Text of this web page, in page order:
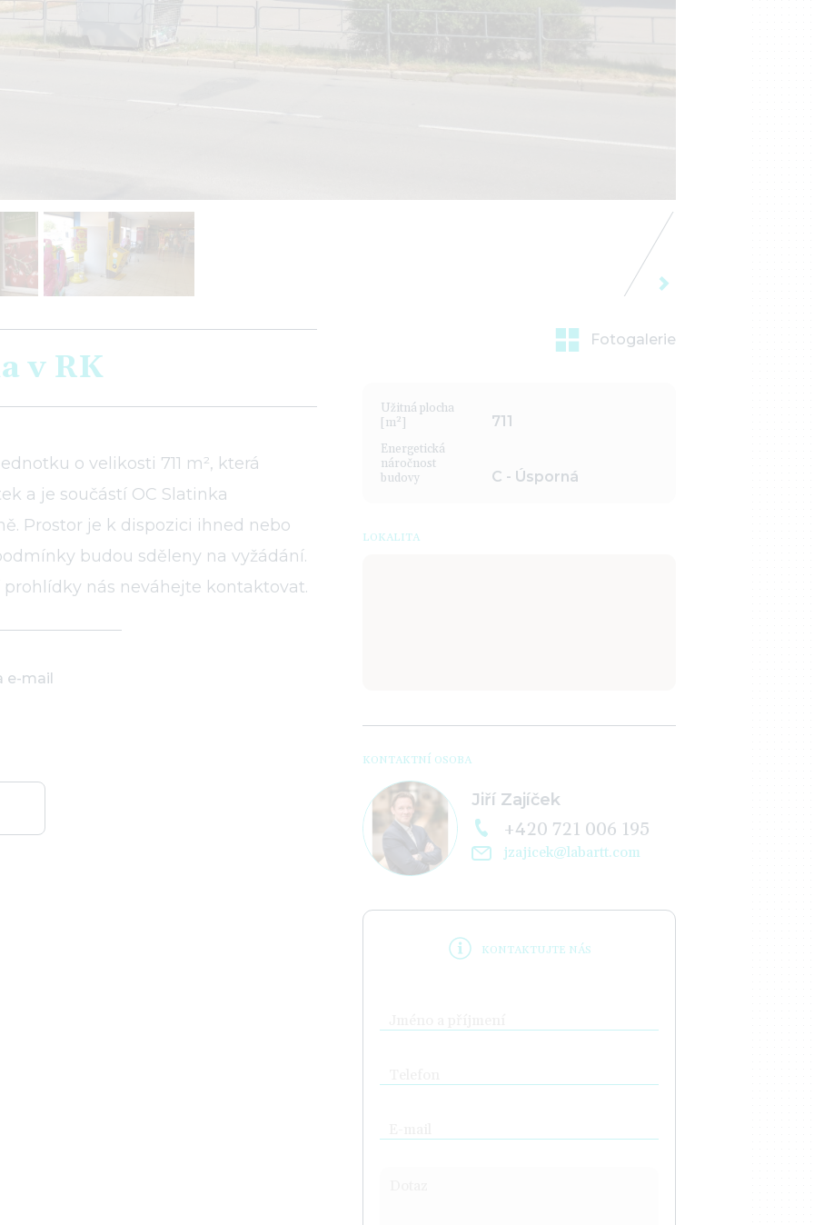
Fotogalerie
v RK
o velikosti 711 m², která
a je součástí OC Slatinka
Prostor je k dispozici ihned nebo
budou sděleny na vyžádání.
nás neváhejte kontaktovat.
e-mail
Užitná plocha
[m²]
711
Energetická
náročnost
budovy
C - Úsporná
LOKALITA
KONTAKTNÍ OSOBA
Jiří Zajíček
+420 721 006 195
jzajicek@labartt.com
KONTAKTUJTE NÁS